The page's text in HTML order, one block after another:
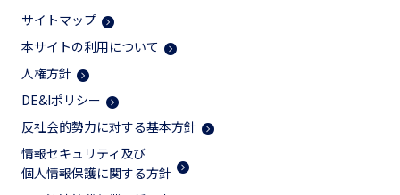
サイトマップ
本サイトの利用について
人権方針
DE&Iポリシー
反社会的勢力に対する基本方針
情報セキュリティ及び
個人情報保護に関する方針